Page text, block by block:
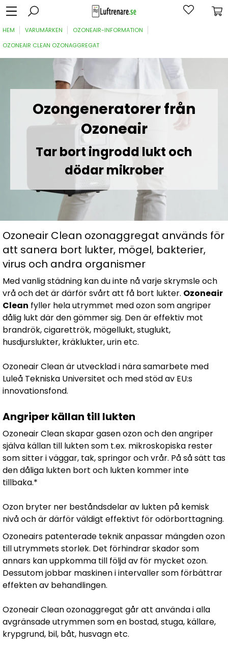
HEM VARUMÄRKEN
OZONEAIR-INFORMATION
OZONEAIR CLEAN OZONAGGREGAT
Ozongeneratorer från
Ozoneair
Tar bort ingrodd lukt och
dödar mikrober
Ozoneair Clean ozonaggregat används för
att sanera bort lukter, mögel, bakterier,
virus och andra organismer
Med vanlig städning kan du inte nå varje skrymsle och
vrå och det är därför svårt att få bort lukter. Ozoneair
Clean fyller hela utrymmet med ozon som angriper
dålig lukt där den gömmer sig. Den är effektiv mot
brandrök, cigarettrök, mögellukt, stuglukt,
husdjurslukter, kräklukter, urin etc.
Ozoneair Clean är utvecklad i nära samarbete med
Luleå Tekniska Universitet och med stöd av EU:s
innovationsfond.
Angriper källan till lukten
Ozoneair Clean skapar gasen ozon och den angriper
själva källan till lukten som t.ex. mikroskopiska rester
som sitter i väggar, tak, springor och vrår. På så sätt tas
den dåliga lukten bort och lukten kommer inte
tillbaka.*
Ozon bryter ner beståndsdelar av lukten på kemisk
nivå och är därför väldigt effektivt för odörborttagning.
Ozoneairs patenterade teknik anpassar mängden ozon
till utrymmets storlek. Det förhindrar skador som
annars kan uppkomma till följd av för mycket ozon.
Dessutom jobbar maskinen i intervaller som förbättrar
effekten av behandlingen.
Ozoneair Clean ozonaggregat går att använda i alla
avgränsade utrymmen som en bostad, stuga, källare,
krypgrund, bil, båt, husvagn etc.